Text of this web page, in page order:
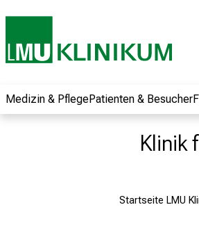
Medizin & PflegePatienten & Besucher
Klinik
Startseite LMU
Informationen zu
Jobs, Ausbildungen
Weiterbildungen.
Kommen Sie